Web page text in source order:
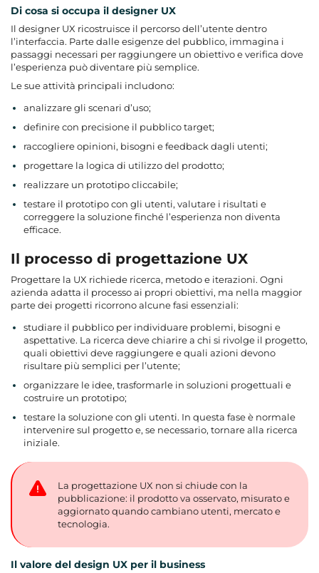
Di cosa si occupa il designer UX
Il designer UX ricostruisce il percorso dell’utente dentro
l’interfaccia. Parte dalle esigenze del pubblico, immagina i
passaggi necessari per raggiungere un obiettivo e verifica dove
l’esperienza può diventare più semplice.
Le sue attività principali includono:
analizzare gli scenari d’uso;
definire con precisione il pubblico target;
raccogliere opinioni, bisogni e feedback dagli utenti;
progettare la logica di utilizzo del prodotto;
realizzare un prototipo cliccabile;
testare il prototipo con gli utenti, valutare i risultati e
correggere la soluzione finché l’esperienza non diventa
efficace.
Il processo di progettazione UX
Progettare la UX richiede ricerca, metodo e iterazioni. Ogni
azienda adatta il processo ai propri obiettivi, ma nella maggior
parte dei progetti ricorrono alcune fasi essenziali:
studiare il pubblico per individuare problemi, bisogni e
aspettative. La ricerca deve chiarire a chi si rivolge il progetto,
quali obiettivi deve raggiungere e quali azioni devono
risultare più semplici per l’utente;
organizzare le idee, trasformarle in soluzioni progettuali e
costruire un prototipo;
testare la soluzione con gli utenti. In questa fase è normale
intervenire sul progetto e, se necessario, tornare alla ricerca
iniziale.
La progettazione UX non si chiude con la
pubblicazione: il prodotto va osservato, misurato e
aggiornato quando cambiano utenti, mercato e
tecnologia.
Il valore del design UX per il business